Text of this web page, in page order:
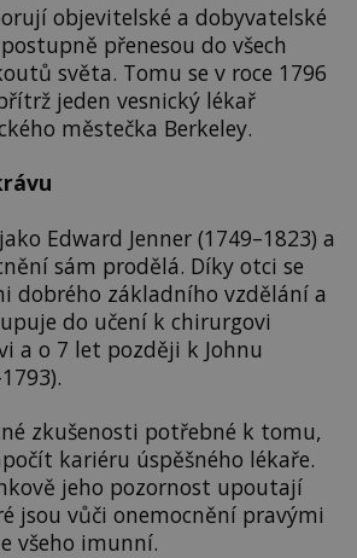
objevitelské a dobyvatelské
přenesou do všech
světa. Tomu se v roce 1796
jeden vesnický lékař
městečka Berkeley.
Edward Jenner (1749–1823) a
sám prodělá. Díky otci se
dobrého základního vzdělání a
do učení k chirurgovi
a o 7 let později k Johnu
zkušenosti potřebné k tomu,
kariéru úspěšného lékaře.
jeho pozornost upoutají
jsou vůči onemocnění pravými
všeho imunní.